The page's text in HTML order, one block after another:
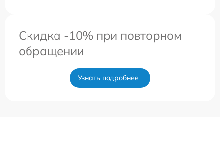
Скидка -10% при повторном
обращении
Узнать подробнее